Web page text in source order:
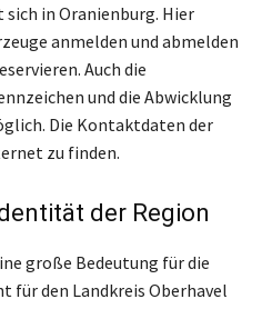
in Oranienburg. Hier
anmelden und abmelden
Auch die
und die Abwicklung
Die Kontaktdaten der
zu finden.
der Region
große Bedeutung für die
für den Landkreis Oberhavel